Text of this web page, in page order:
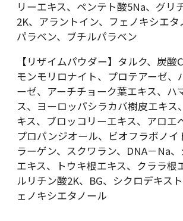
リーエキス、ペンテト酸5Na、グリ
2K、アラントイン、フェノキシエ
パラベン、ブチルパラベン
【リザイムパウダー】タルク、炭酸
モンモリロナイト、プロテアーゼ、
ーゼ、アーチチョーク葉エキス、ハ
ス、ヨーロッパシラカバ樹皮エキス
キス、ブロッコリーエキス、アロエ
プロパンジオール、ビオフラボノイ
ラーゲン、スクワラン、DNA－Na
エキス、トウキ根エキス、クララ根
ルリチン酸2K、BG、シクロデキス
ェノキシエタノール